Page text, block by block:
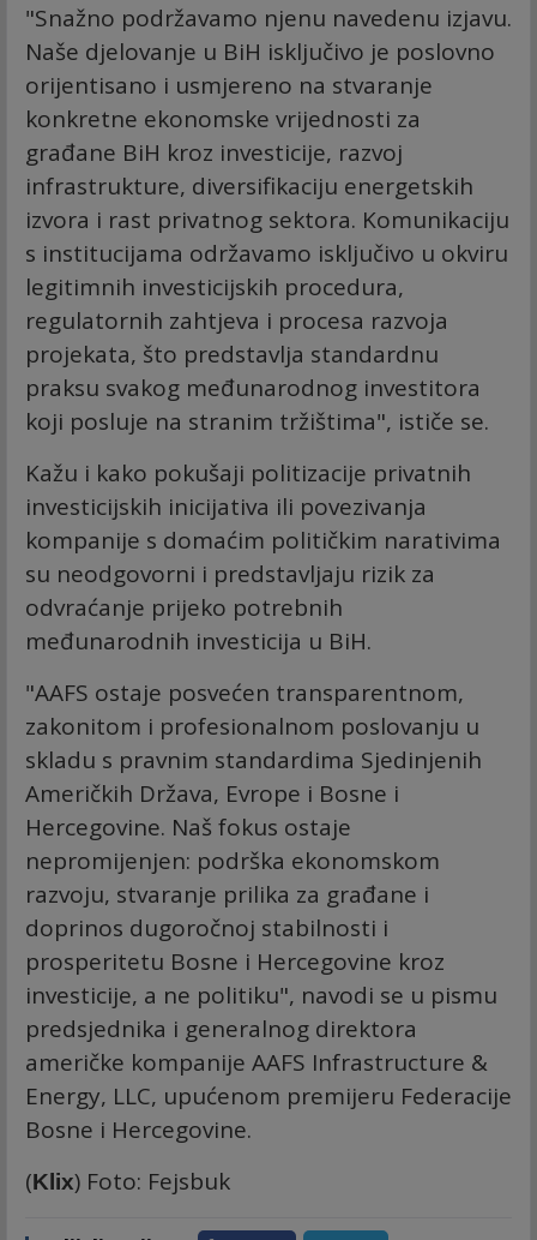
"Snažno podržavamo njenu navedenu izjavu.
Naše djelovanje u BiH isključivo je poslovno
orijentisano i usmjereno na stvaranje
konkretne ekonomske vrijednosti za
građane BiH kroz investicije, razvoj
infrastrukture, diversifikaciju energetskih
izvora i rast privatnog sektora. Komunikaciju
s institucijama održavamo isključivo u okviru
legitimnih investicijskih procedura,
regulatornih zahtjeva i procesa razvoja
projekata, što predstavlja standardnu
praksu svakog međunarodnog investitora
koji posluje na stranim tržištima", ističe se.
Kažu i kako pokušaji politizacije privatnih
investicijskih inicijativa ili povezivanja
kompanije s domaćim političkim narativima
su neodgovorni i predstavljaju rizik za
odvraćanje prijeko potrebnih
međunarodnih investicija u BiH.
"AAFS ostaje posvećen transparentnom,
zakonitom i profesionalnom poslovanju u
skladu s pravnim standardima Sjedinjenih
Američkih Država, Evrope i Bosne i
Hercegovine. Naš fokus ostaje
nepromijenjen: podrška ekonomskom
razvoju, stvaranje prilika za građane i
doprinos dugoročnoj stabilnosti i
prosperitetu Bosne i Hercegovine kroz
investicije, a ne politiku", navodi se u pismu
predsjednika i generalnog direktora
američke kompanije AAFS Infrastructure &
Energy, LLC, upućenom premijeru Federacije
Bosne i Hercegovine.
(Klix) Foto: Fejsbuk